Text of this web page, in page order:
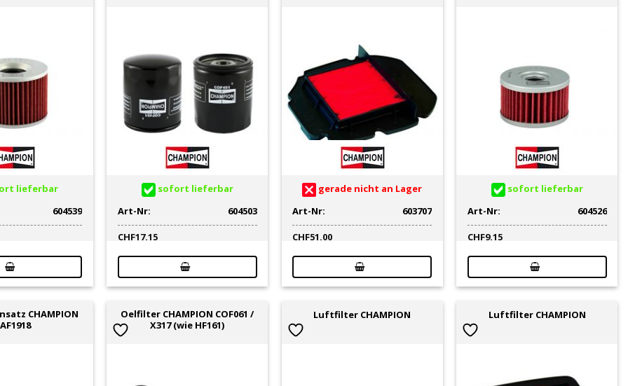
lieferbar
604539
sofort lieferbar
Art-Nr:
604503
CHF17.15
gerade nicht an Lager
Art-Nr:
603707
CHF51.00
sofort lieferbar
Art-Nr:
604526
CHF9.15
CHAMPION
Oelfilter CHAMPION COF061 /
X317 (wie HF161)
Luftfilter CHAMPION Luftfilter CHAMPION